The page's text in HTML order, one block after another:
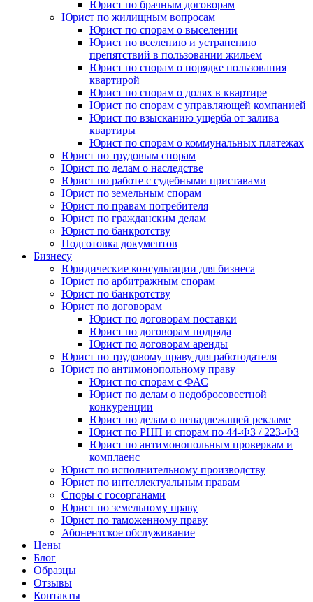
Юрист по брачным договорам
Юрист по жилищным вопросам
Юрист по спорам о выселении
Юрист по вселению и устранению
препятствий в пользовании жильем
Юрист по спорам о порядке пользования
квартирой
Юрист по спорам о долях в квартире
Юрист по спорам с управляющей компанией
Юрист по взысканию ущерба от залива
квартиры
Юрист по спорам о коммунальных платежах
Юрист по трудовым спорам
Юрист по делам о наследстве
Юрист по работе с судебными приставами
Юрист по земельным спорам
Юрист по правам потребителя
Юрист по гражданским делам
Юрист по банкротству
Подготовка документов
Бизнесу
Юридические консультации для бизнеса
Юрист по арбитражным спорам
Юрист по банкротству
Юрист по договорам
Юрист по договорам поставки
Юрист по договорам подряда
Юрист по договорам аренды
Юрист по трудовому праву для работодателя
Юрист по антимонопольному праву
Юрист по спорам с ФАС
Юрист по делам о недобросовестной
конкуренции
Юрист по делам о ненадлежащей рекламе
Юрист по РНП и спорам по 44-ФЗ / 223-ФЗ
Юрист по антимонопольным проверкам и
комплаенс
Юрист по исполнительному производству
Юрист по интеллектуальным правам
Споры с госорганами
Юрист по земельному праву
Юрист по таможенному праву
Абонентское обслуживание
Цены
Блог
Образцы
Отзывы
Контакты